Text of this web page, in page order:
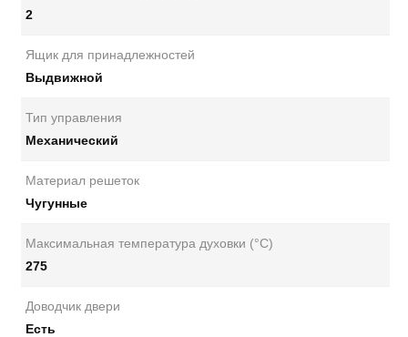
2
Ящик для принадлежностей
Выдвижной
Тип управления
Механический
Материал решеток
Чугунные
Максимальная температура духовки (°C)
275
Доводчик двери
Есть